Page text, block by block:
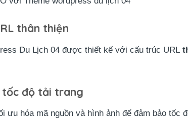
thân thiện
Du Lịch 04 được thiết kế với cấu trúc URL
tốc độ tải trang
ưu hóa mã nguồn và hình ảnh để đảm bảo tốc